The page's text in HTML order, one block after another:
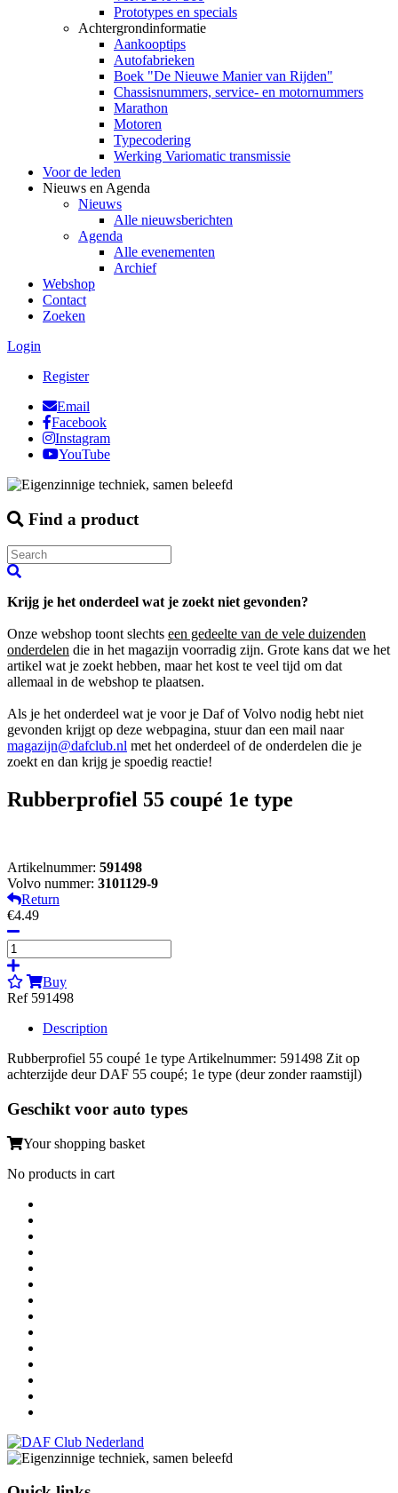
Prototypes en specials
Achtergrondinformatie
Aankooptips
Autofabrieken
Boek "De Nieuwe Manier van Rijden"
Chassisnummers, service- en motornummers
Marathon
Motoren
Typecodering
Werking Variomatic transmissie
Voor de leden
Nieuws en Agenda
Nieuws
Alle nieuwsberichten
Agenda
Alle evenementen
Archief
Webshop
Contact
Zoeken
Login
Register
Email
Facebook
Instagram
YouTube
Find a product
Krijg je het onderdeel wat je zoekt niet gevonden?
Onze webshop toont slechts een gedeelte van de vele duizenden
onderdelen die in het magazijn voorradig zijn. Grote kans dat we het
artikel wat je zoekt hebben, maar het kost te veel tijd om dat
allemaal in de webshop te plaatsen.
Als je het onderdeel wat je voor je Daf of Volvo nodig hebt niet
gevonden krijgt op deze webpagina, stuur dan een mail naar
magazijn@dafclub.nl met het onderdeel of de onderdelen die je
zoekt en dan krijg je spoedig reactie!
Rubberprofiel 55 coupé 1e type
Artikelnummer: 591498
Volvo nummer: 3101129-9
Return
€4.49
Buy
Ref 591498
Description
Rubberprofiel 55 coupé 1e type Artikelnummer: 591498 Zit op
achterzijde deur DAF 55 coupé; 1e type (deur zonder raamstijl)
Geschikt voor auto types
Your shopping basket
No products in cart